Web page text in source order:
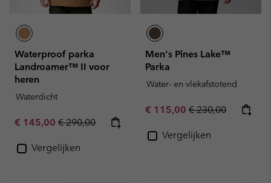
Waterproof parka
Landroamer™ II voor
heren
Waterdicht
Sale price:
€ 145,00 Regular price:
€ 290,00
Vergelijken
Men's Pines Lake™
Parka
Water- en vlekafstotend
Sale price:
€ 115,00 Regular price:
€ 230,00
Vergelijken